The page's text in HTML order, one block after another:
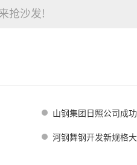
抢沙发!
山钢集团日照公司成
河钢舞钢开发新规格大